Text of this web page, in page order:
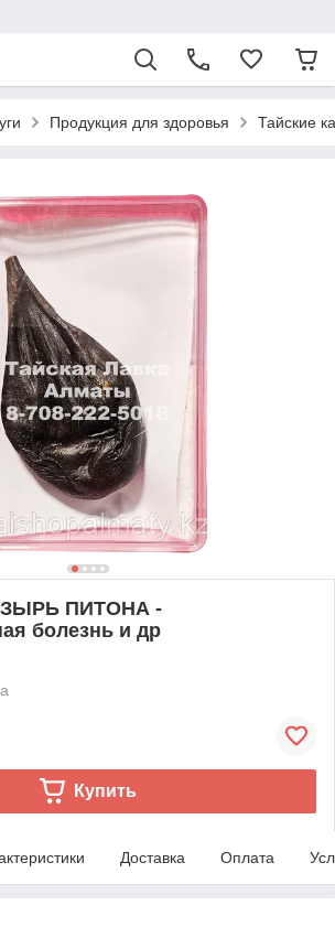
Продукция для здоровья Тайские
ПИТОНА -
болезнь и др
Купить
Доставка Оплата